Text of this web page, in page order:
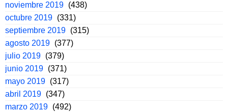
noviembre 2019 (438)
octubre 2019 (331)
septiembre 2019 (315)
agosto 2019 (377)
julio 2019 (379)
junio 2019 (371)
mayo 2019 (317)
abril 2019 (347)
marzo 2019 (492)